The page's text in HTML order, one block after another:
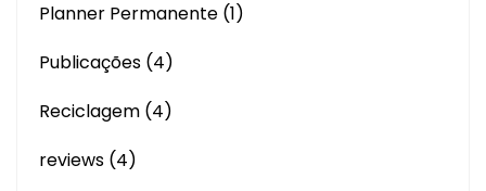
Planner Permanente (1)
Publicações (4)
Reciclagem (4)
reviews (4)